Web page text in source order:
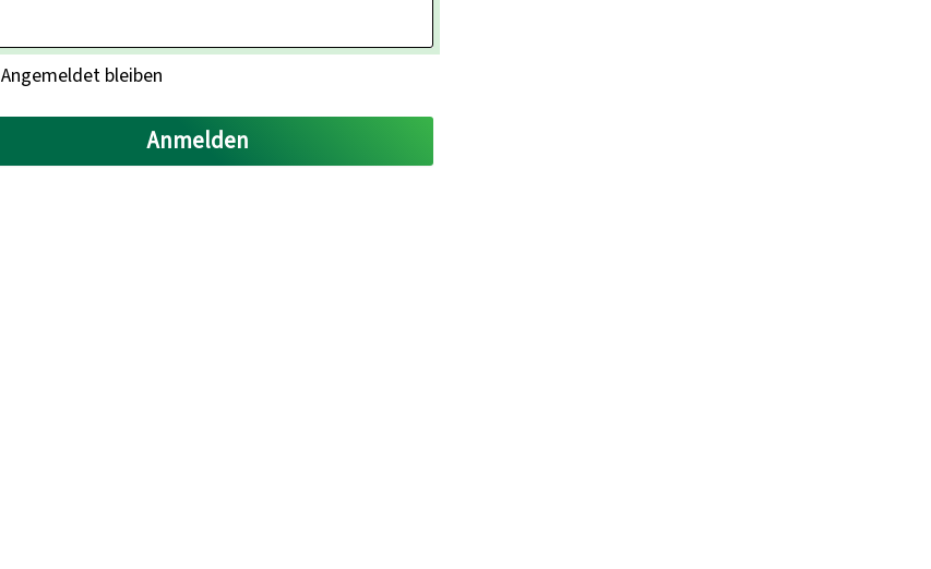
Angemeldet bleiben